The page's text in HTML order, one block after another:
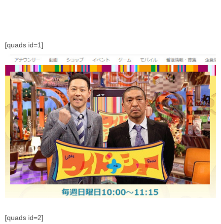
[quads id=1]
[quads id=2]